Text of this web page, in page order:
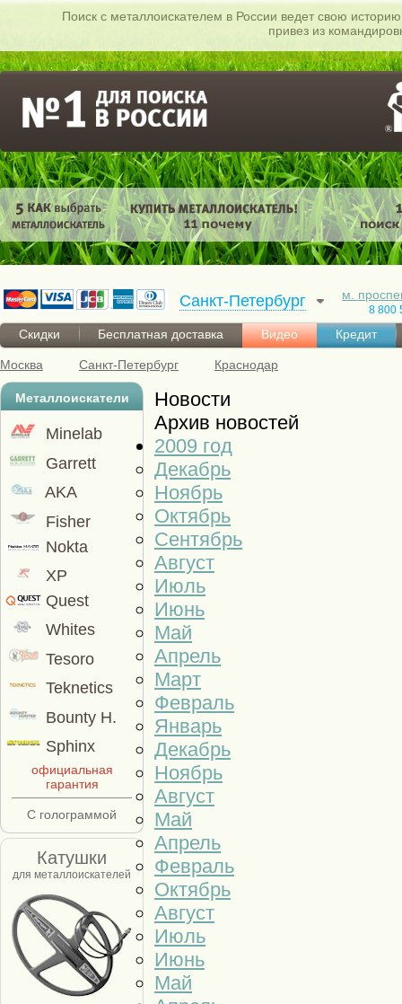
Поиск c металлоискателем в России ведет свою
привез из
Санкт-Петербург м.
8 800
Скидки Бесплатная доставка Видео Кредит
Москва Санкт-Петербург Краснодар
Металлоискатели
Minelab
Garrett
AKA
Fisher
Nokta
XP
Quest
Whites
Tesoro
Teknetics
Bounty H.
Sphinx
официальная
гарантия
С голограммой
Катушки
для металлоискателей
Новости
Архив новостей
2009 год
Декабрь
Ноябрь
Октябрь
Сентябрь
Август
Июль
Июнь
Май
Апрель
Март
Февраль
Январь
Декабрь
Ноябрь
Август
Май
Апрель
Февраль
Октябрь
Август
Июль
Июнь
Май